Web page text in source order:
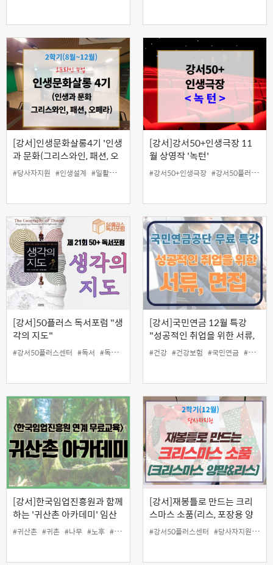
[강서]인생문화살롱4기 '인생
과 문화(그리스와인, 패션, 오
페라) 안에서 진정한 나를 찾
아보자'
#당사자지원 #인생설계 #일활동지원
[강서]강서50+인생극장 11
월 상영작 '녹턴'
#강서50+인생극장 #강서50플러스센터
[강서]50플러스 독서포럼 "생
각의 지도"
#강서50플러스센터 #독서 #독서포럼 #토론
[강서]국민연금 12월 특강
"성공적인 취업을 위한 서류,
면접"
#건강 #건강보험 #국민연금 #당사자지원
[강서]한국임업진흥원과 함께
하는 '귀산촌 아카데미' 임산
물 재배와 소득활동 (평일 종
일반)
#귀산촌 #귀촌 #나무 #노후 #당사자지원 #버섯 #산나물 #산림 #산촌 #인생
[강서]재봉틀로 만드는 크리
스마스 소품(리스, 포장용 양
말)
#강서50플러스센터 #당사자지원 #미